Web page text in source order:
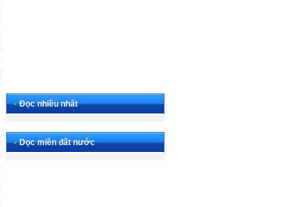
• Đọc nhiều nhất
• Dọc miền đất nước